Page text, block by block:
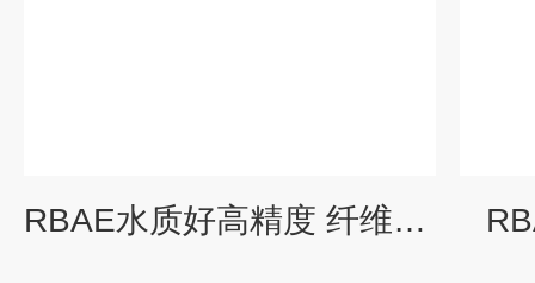
RBAE水质好高精度 纤维球过滤器